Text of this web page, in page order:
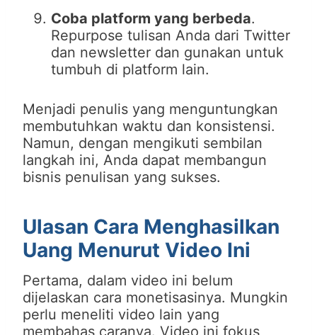
Coba platform yang berbeda.
Repurpose tulisan Anda dari Twitter
dan newsletter dan gunakan untuk
tumbuh di platform lain.
Menjadi penulis yang menguntungkan
membutuhkan waktu dan konsistensi.
Namun, dengan mengikuti sembilan
langkah ini, Anda dapat membangun
bisnis penulisan yang sukses.
Ulasan Cara Menghasilkan
Uang Menurut Video Ini
Pertama, dalam video ini belum
dijelaskan cara monetisasinya. Mungkin
perlu meneliti video lain yang
membahas caranya. Video ini fokus